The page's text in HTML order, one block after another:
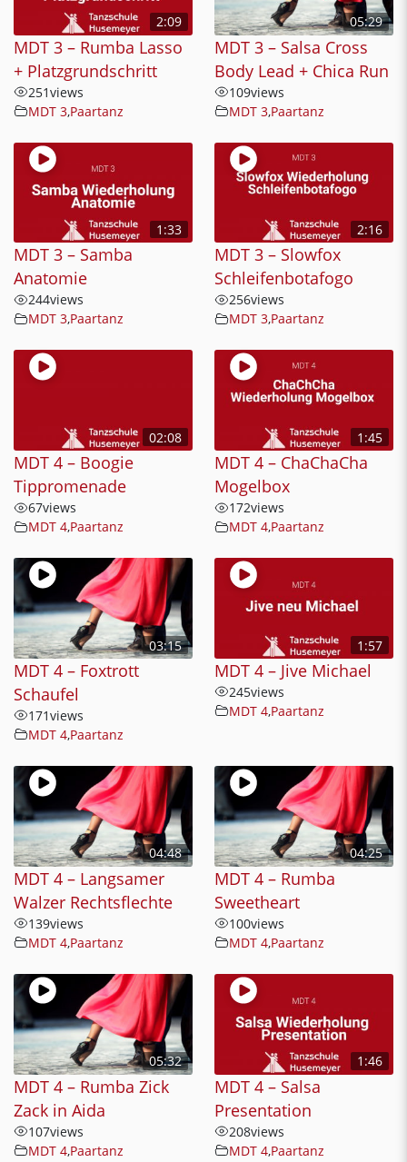
2:09
MDT 3 – Rumba Lasso
+ Platzgrundschritt
251views
MDT 3,Paartanz
05:29
MDT 3 – Salsa Cross
Body Lead + Chica Run
109views
MDT 3,Paartanz
1:33
MDT 3 – Samba
Anatomie
244views
MDT 3,Paartanz
2:16
MDT 3 – Slowfox
Schleifenbotafogo
256views
MDT 3,Paartanz
02:08
MDT 4 – Boogie
Tippromenade
67views
MDT 4,Paartanz
1:45
MDT 4 – ChaChaCha
Mogelbox
172views
MDT 4,Paartanz
03:15
MDT 4 – Foxtrott
Schaufel
171views
MDT 4,Paartanz
1:57
MDT 4 – Jive Michael
245views
MDT 4,Paartanz
04:48
MDT 4 – Langsamer
Walzer Rechtsflechte
139views
MDT 4,Paartanz
04:25
MDT 4 – Rumba
Sweetheart
100views
MDT 4,Paartanz
05:32
MDT 4 – Rumba Zick
Zack in Aida
107views
MDT 4,Paartanz
1:46
MDT 4 – Salsa
Presentation
208views
MDT 4,Paartanz